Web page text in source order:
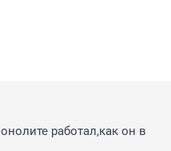
работал,как он в